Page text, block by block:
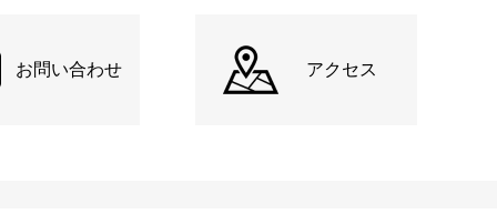
お問い合わせ アクセス